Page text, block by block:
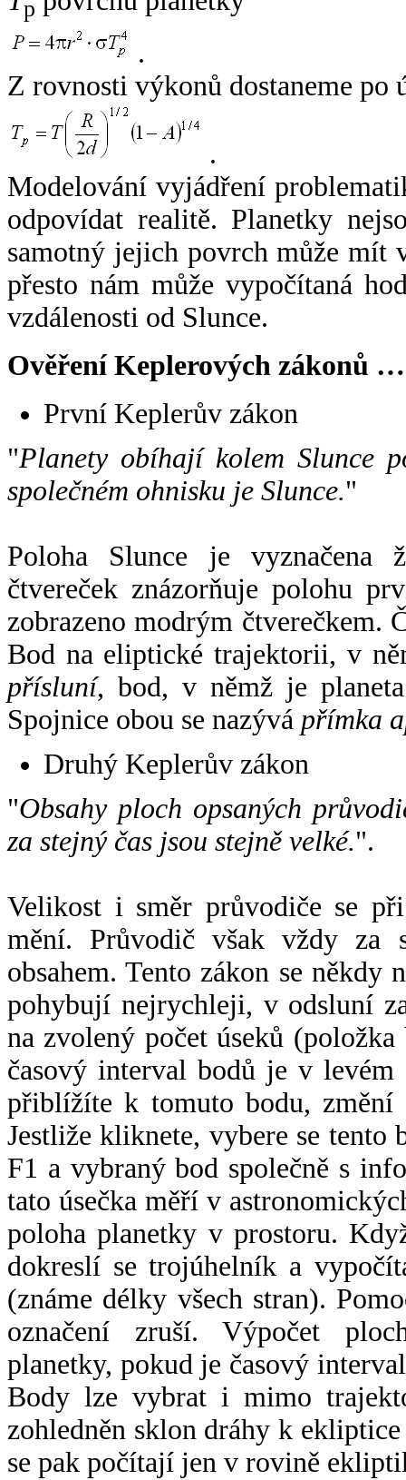
p
.
Z rovnosti výkonů dostaneme po
.
Modelování vyjádření
odpovídat realitě. Planetky
samotný jejich povrch může mít
přesto nám může vypočítaná
vzdálenosti od Slunce.
Ověření Keplerových zákonů …
První Keplerův zákon
"Planety obíhají kolem Slunce
společném ohnisku je Slunce."
Poloha Slunce je vyznačena
čtvereček znázorňuje polohu
zobrazeno modrým čtverečkem.
Bod na eliptické trajektorii, v
přísluní, bod, v němž je
Spojnice obou se nazývá přímka
Druhý Keplerův zákon
"Obsahy ploch opsaných
za stejný čas jsou stejně velké.".
Velikost i směr průvodiče se
mění. Průvodič však vždy za
obsahem. Tento zákon se někdy
pohybují nejrychleji, v odsluní
na zvolený počet úseků
časový interval bodů je v
přiblížíte k tomuto bodu,
Jestliže kliknete, vybere se tento
F1 a vybraný bod společně s
tato úsečka měří v
poloha planetky v prostoru.
dokreslí se trojúhelník a
(známe délky všech stran).
označení zruší. Výpočet
planetky, pokud je časový
Body lze vybrat i mimo
zohledněn sklon dráhy k
se pak počítají jen v rovině